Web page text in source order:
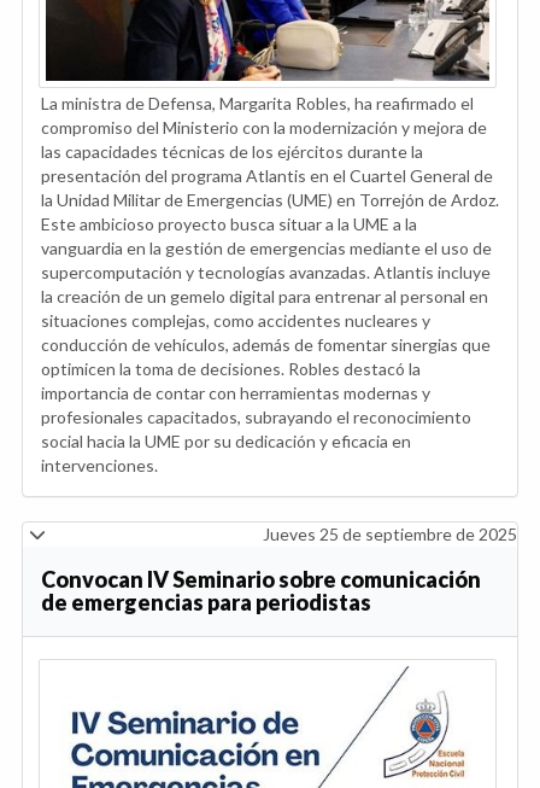
La ministra de Defensa, Margarita Robles, ha reafirmado el
compromiso del Ministerio con la modernización y mejora de
las capacidades técnicas de los ejércitos durante la
presentación del programa Atlantis en el Cuartel General de
la Unidad Militar de Emergencias (UME) en Torrejón de Ardoz.
Este ambicioso proyecto busca situar a la UME a la
vanguardia en la gestión de emergencias mediante el uso de
supercomputación y tecnologías avanzadas. Atlantis incluye
la creación de un gemelo digital para entrenar al personal en
situaciones complejas, como accidentes nucleares y
conducción de vehículos, además de fomentar sinergias que
optimicen la toma de decisiones. Robles destacó la
importancia de contar con herramientas modernas y
profesionales capacitados, subrayando el reconocimiento
social hacia la UME por su dedicación y eficacia en
intervenciones.
Jueves 25 de septiembre de 2025
Convocan IV Seminario sobre comunicación
de emergencias para periodistas